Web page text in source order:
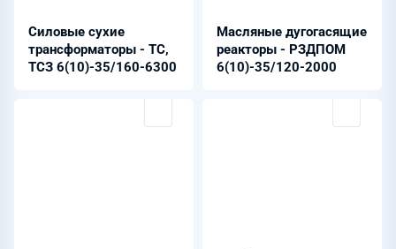
Силовые сухие
трансформаторы - ТС,
ТСЗ 6(10)-35/160-6300
Масляные дугогасящие
реакторы - РЗДПОМ
6(10)-35/120-2000